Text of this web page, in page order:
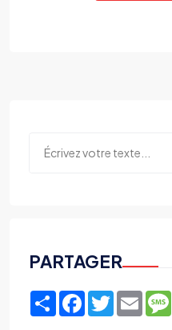
PARTAGER
ShareFacebook
TwitterEmail